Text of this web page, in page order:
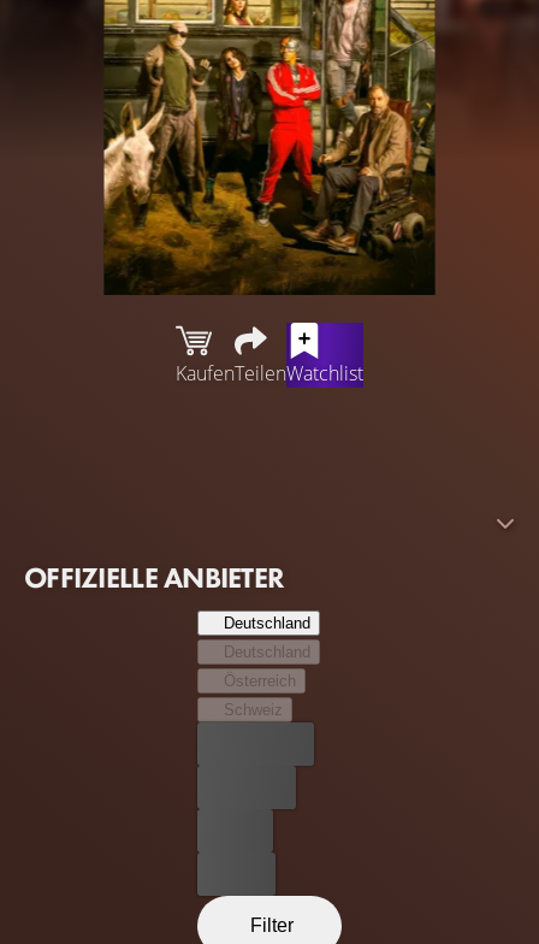
KaufenTeilenWatchlist
Gesellschaft verstoßen, widmen sie ihre Kräfte dem
OFFIZIELLE ANBIETER
Deutschland
Deutschland
Österreich
Schweiz
Filter